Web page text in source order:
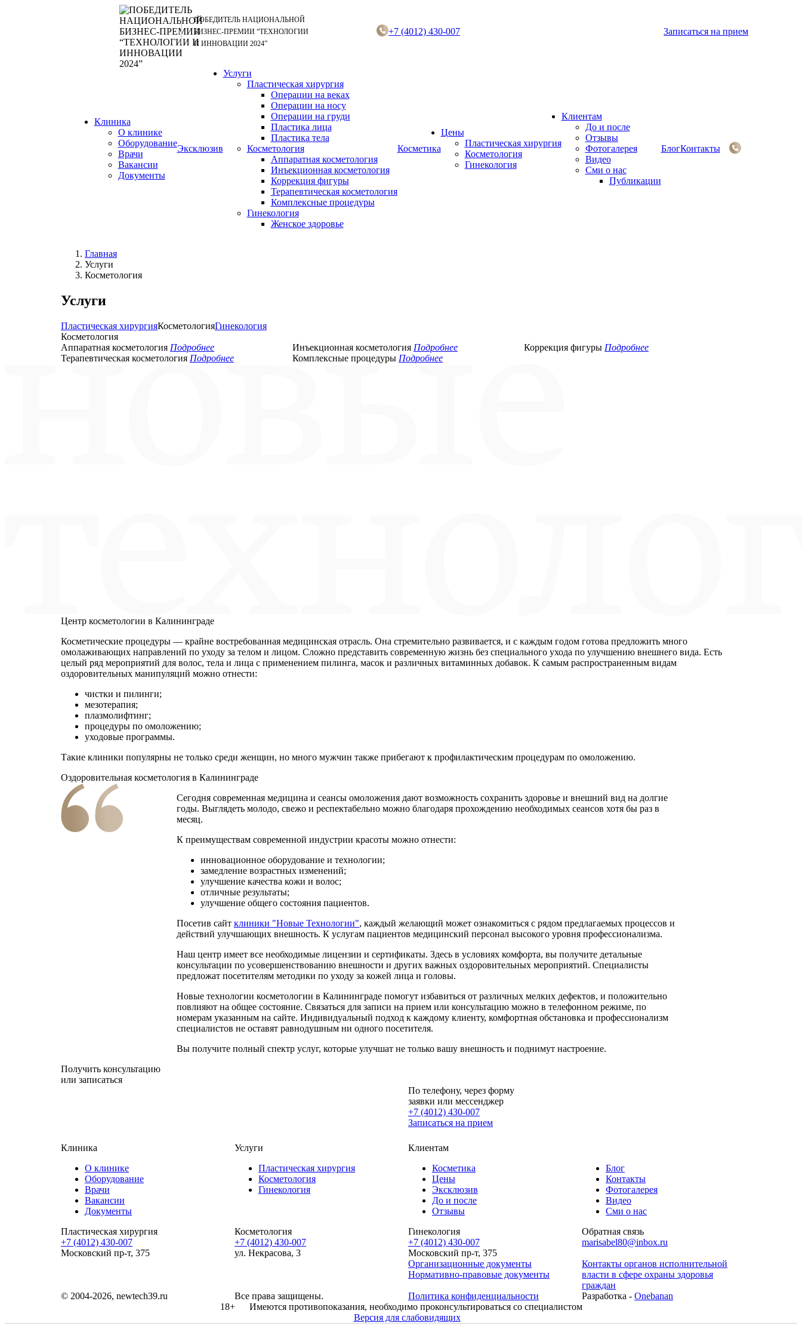
ПОБЕДИТЕЛЬ НАЦИОНАЛЬНОЙ
БИЗНЕС-ПРЕМИИ “ТЕХНОЛОГИИ
И ИННОВАЦИИ 2024”
+7 (4012) 430-007 Записаться на прием
Клиника
О клинике
Оборудование
Врачи
Вакансии
Документы
Эксклюзив
Услуги
Пластическая хирургия
Операции на веках
Операции на носу
Операции на груди
Пластика лица
Пластика тела
Косметология
Аппаратная косметология
Инъекционная косметология
Коррекция фигуры
Терапевтическая косметология
Комплексные процедуры
Гинекология
Женское здоровье
Косметика
Цены
Пластическая хирургия
Косметология
Гинекология
Клиентам
До и после
Отзывы
Фотогалерея
Видео
Сми о нас
Публикации
БлогКонтакты
Главная
Услуги
Косметология
Услуги
Пластическая хирургияКосметологияГинекология
Косметология
Аппаратная косметология Подробнее Инъекционная косметология Подробнее Коррекция фигуры Подробнее
Терапевтическая косметология Подробнее Комплексные процедуры Подробнее
Центр косметологии в Калининграде
Косметические процедуры — крайне востребованная медицинская отрасль. Она стремительно развивается, и с каждым годом готова предложить много
омолаживающих направлений по уходу за телом и лицом. Сложно представить современную жизнь без специального ухода по улучшению внешнего вида. Есть
целый ряд мероприятий для волос, тела и лица с применением пилинга, масок и различных витаминных добавок. К самым распространенным видам
оздоровительных манипуляций можно отнести:
чистки и пилинги;
мезотерапия;
плазмолифтинг;
процедуры по омоложению;
уходовые программы.
Такие клиники популярны не только среди женщин, но много мужчин также прибегают к профилактическим процедурам по омоложению.
Оздоровительная косметология в Калининграде
Сегодня современная медицина и сеансы омоложения дают возможность сохранить здоровье и внешний вид на долгие
годы. Выглядеть молодо, свежо и респектабельно можно благодаря прохождению необходимых сеансов хотя бы раз в
месяц.
К преимуществам современной индустрии красоты можно отнести:
инновационное оборудование и технологии;
замедление возрастных изменений;
улучшение качества кожи и волос;
отличные результаты;
улучшение общего состояния пациентов.
Посетив сайт клиники "Новые Технологии", каждый желающий может ознакомиться с рядом предлагаемых процессов и
действий улучшающих внешность. К услугам пациентов медицинский персонал высокого уровня профессионализма.
Наш центр имеет все необходимые лицензии и сертификаты. Здесь в условиях комфорта, вы получите детальные
консультации по усовершенствованию внешности и других важных оздоровительных мероприятий. Специалисты
предложат посетителям методики по уходу за кожей лица и головы.
Новые технологии косметологии в Калининграде помогут избавиться от различных мелких дефектов, и положительно
повлияют на общее состояние. Связаться для записи на прием или консультацию можно в телефонном режиме, по
номерам указанным на сайте. Индивидуальный подход к каждому клиенту, комфортная обстановка и профессионализм
специалистов не оставят равнодушным ни одного посетителя.
Вы получите полный спектр услуг, которые улучшат не только вашу внешность и поднимут настроение.
Получить консультацию
или записаться
По телефону, через форму
заявки или мессенджер
+7 (4012) 430-007
Записаться на прием
Клиника
О клинике
Оборудование
Врачи
Вакансии
Документы
Услуги
Пластическая хирургия
Косметология
Гинекология
Клиентам
Косметика
Цены
Эксклюзив
До и после
Отзывы
Блог
Контакты
Фотогалерея
Видео
Сми о нас
Пластическая хирургия
+7 (4012) 430-007
Московский пр-т, 375
Косметология
+7 (4012) 430-007
ул. Некрасова, 3
Гинекология
+7 (4012) 430-007
Московский пр-т, 375
Обратная связь
marisabel80@inbox.ru
Организационные документы
Нормативно-правовые документы
Контакты органов исполнительной
власти в сфере охраны здоровья
граждан
© 2004-2026, newtech39.ru
Все права защищены. Политика конфиденциальности Разработка - Onebanan
18+
Имеются противопоказания, необходимо проконсультироваться со специалистом
Версия для слабовидящих